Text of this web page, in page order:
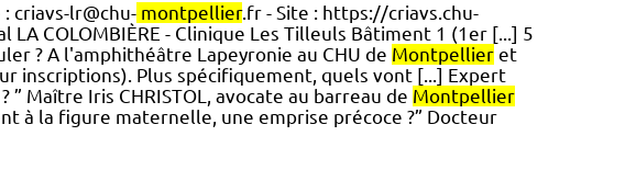
criavs-lr@chu- montpellier.fr - Site : https://criavs.chu-
LA COLOMBIÈRE - Clinique Les Tilleuls Bâtiment 1 (1er [...] 5
? A l'amphithéâtre Lapeyronie au CHU de Montpellieret
inscriptions). Plus spécifiquement, quels vont [...] Expert
Maître Iris CHRISTOL, avocate au barreau de Montpellier
à la figure maternelle, une emprise précoce ?” Docteur